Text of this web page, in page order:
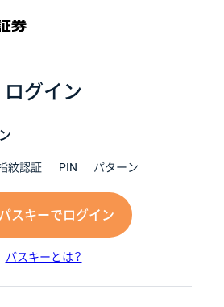
ログイン
紋認証 PIN パターン
パスキーでログイン
パスキーとは？